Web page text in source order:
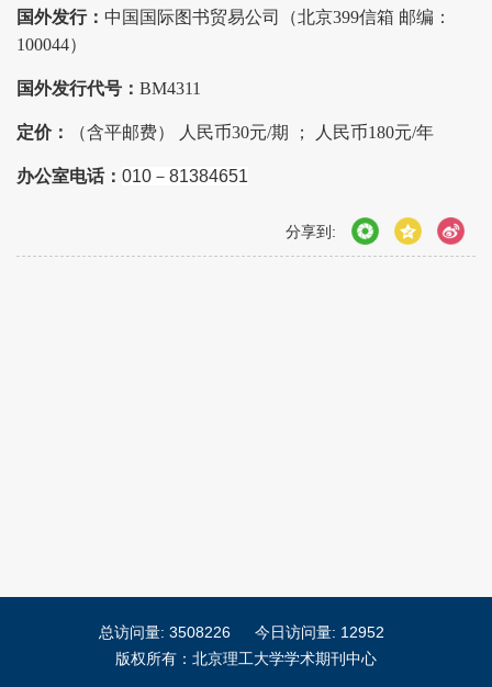
国外发行： 中国国际图书贸易公司（北京399信箱 邮编：
100044）
国外发行代号： BM4311
定价： （含平邮费） 人民币30元/期 ； 人民币180元/年
办公室电话： 010－81384651
分享到:
总访问量: 3508226 今日访问量: 12952
版权所有：北京理工大学学术期刊中心